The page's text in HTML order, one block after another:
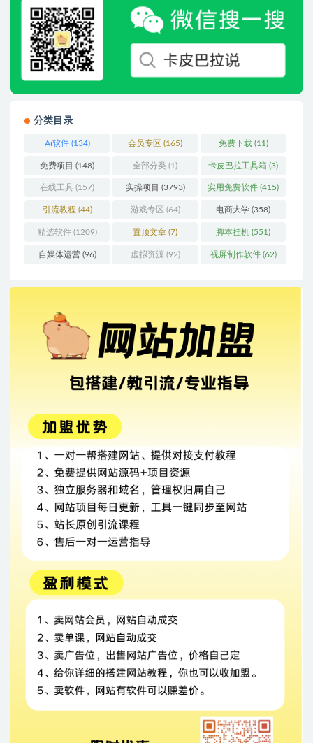
分类目录
Ai软件(134) 会员专区 (165) 免费下载 (11)
免费项目 (148) 全部分类 (1) 卡皮巴拉工具箱 (3)
在线工具 (157) 实操项目 (3793) 实用免费软件 (415)
引流教程 (44) 游戏专区 (64) 电商大学 (358)
精选软件(1209) 置顶文章 (7) 脚本挂机 (551)
自媒体运营(96) 虚拟资源 (92) 视屏制作软件(62)